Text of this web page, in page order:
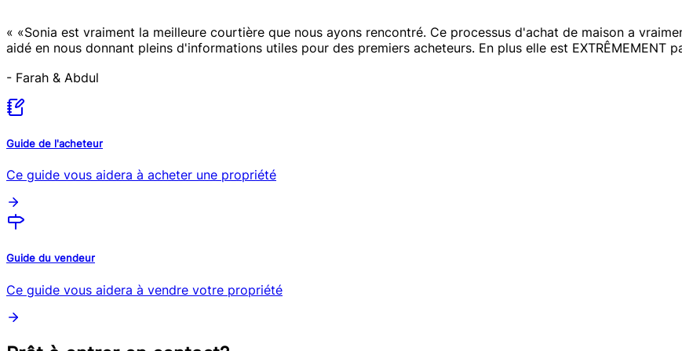
« «Sonia est vraiment la meilleure courtière que nous ayons rencontré. Ce processus d'achat de maison a
aidé en nous donnant pleins d'informations utiles pour des premiers acheteurs. En plus elle est EXTRÊMEMENT
- Farah & Abdul
Guide de l'acheteur
Ce guide vous aidera à acheter une propriété
Guide du vendeur
Ce guide vous aidera à vendre votre propriété